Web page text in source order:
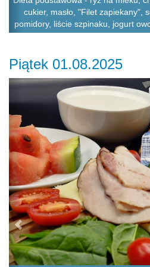
cukier, masło, "Filet zapiekany",
pomidory, liście szpinaku, jogurt
Piątek 01.08.2025
Previous